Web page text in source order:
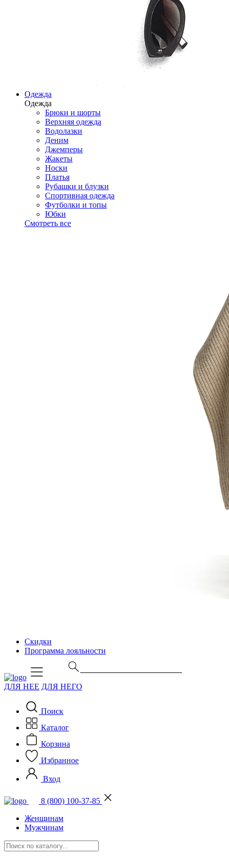
Одежда
Одежда
Брюки и шорты
Верхняя одежда
Водолазки
Деним
Джемперы
Жакеты
Носки
Платья
Рубашки и блузки
Спортивная одежда
Футболки и топы
Юбки
Смотреть все
Скидки
Программа лояльности
ДЛЯ НЕЕ ДЛЯ НЕГО
Поиск
Каталог
Корзина
Избранное
Вход
8 (800) 100-37-85
Женщинам
Мужчинам